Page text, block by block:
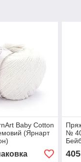
Baby Cotton
(Ярнарт
№
405